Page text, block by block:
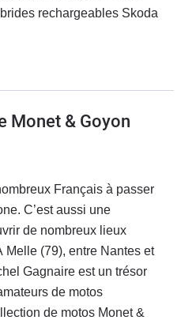
rechargeables Skoda
Monet & Goyon
Français à passer
C’est aussi une
de nombreux lieux
Melle (79), entre Nantes et
Gagnaire est un trésor
de motos
de motos Monet &